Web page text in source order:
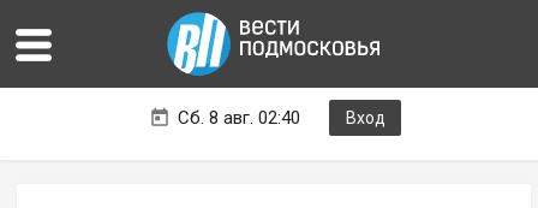
Сб. 8 авг. 02:40 Вход